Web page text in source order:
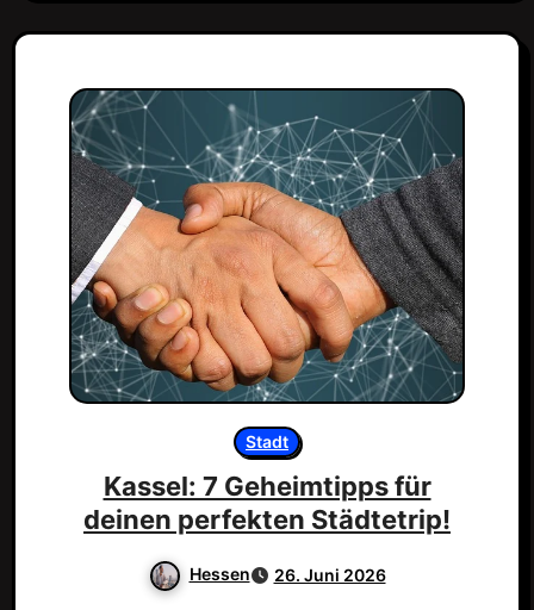
Stadt
Kassel: 7 Geheimtipps für
deinen perfekten Städtetrip!
Hessen 26. Juni 2026